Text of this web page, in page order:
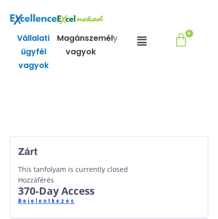
contentVállalati
ügyfél
vagyok
Magánszemély
vagyok
Menu
Zárt
This tanfolyam is currently closed
Hozzáférés
370-Day Access
Bejelentkezés